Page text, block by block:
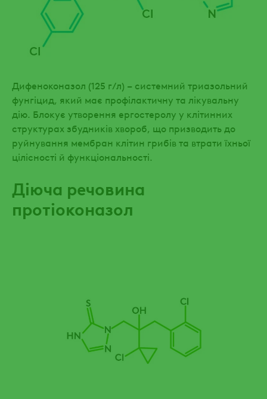
Дифеноконазол (125 г/л) – системний триазольний
фунгіцид, який має профілактичну та лікувальну
дію. Блокує утворення ергостеролу у клітинних
структурах збудників хвороб, що призводить до
руйнування мембран клітин грибів та втрати їхньої
цілісності й функціональності.
Діюча речовина
протіоконазол